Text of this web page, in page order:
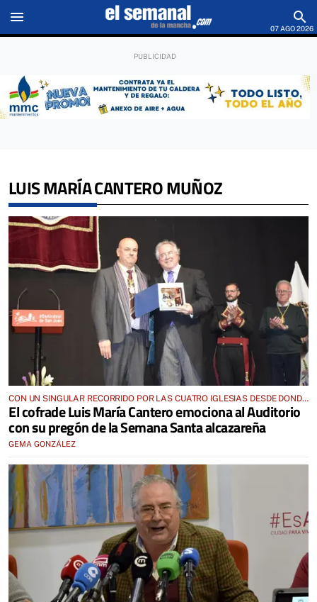
menu search
07 AGO 2026
LUIS MARÍA CANTERO MUÑOZ
CON UN SINGULAR RECORRIDO POR LAS CUATRO IGLESIAS DESDE DONDE
SALEN LAS PROCESIONES
El cofrade Luis María Cantero emociona al Auditorio
con su pregón de la Semana Santa alcazareña
GEMA GONZÁLEZ